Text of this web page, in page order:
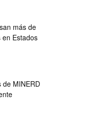
más de
Estados
de MINERD